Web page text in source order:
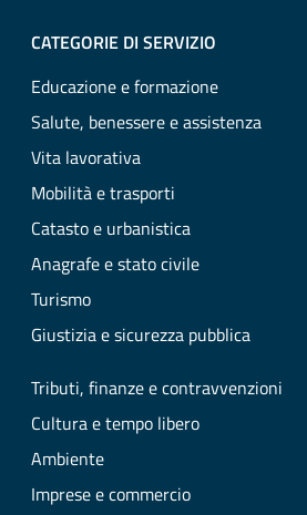
CATEGORIE DI SERVIZIO
Educazione e formazione
Salute, benessere e assistenza
Vita lavorativa
Mobilità e trasporti
Catasto e urbanistica
Anagrafe e stato civile
Turismo
Giustizia e sicurezza pubblica
Tributi, finanze e contravvenzioni
Cultura e tempo libero
Ambiente
Imprese e commercio